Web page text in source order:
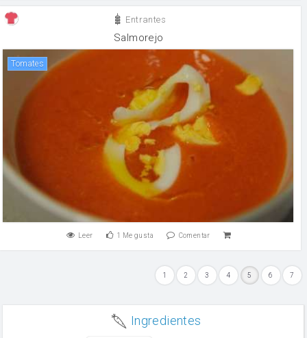
Entrantes
Salmorejo
Tomates
Leer 1 Me gusta Comentar
1 2 3 4 5 6 7
Ingredientes